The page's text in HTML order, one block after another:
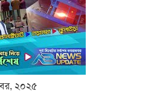
২০২৫